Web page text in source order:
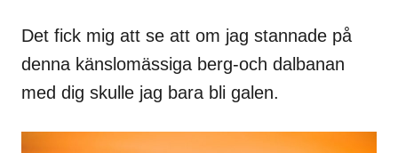
Det fick mig att se att om jag stannade på
denna känslomässiga berg-och dalbanan
med dig skulle jag bara bli galen.